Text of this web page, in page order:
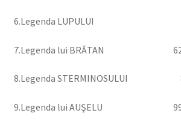
6.Legenda LUPULUI
7.Legenda lui BRĂTAN
8.Legenda STERMINOSULUI
9.Legenda lui AUŞELU